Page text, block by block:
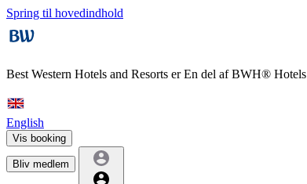
Spring til hovedindhold
Best Western Hotels and Resorts erEn del af BWH® Hotels
English
Vis booking
Bliv medlem